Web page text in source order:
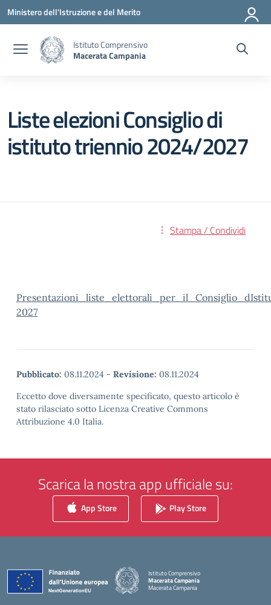
Vai ai contenuti
Vai al menu di navigazione
Vai al footer
Ministero dell'Istruzione e del Merito
Istituto Comprensivo
Macerata Campania
Liste elezioni Consiglio di
istituto triennio 2024/2027
Stampa / Condividi
2027
Pubblicato: 08.11.2024 - Revisione: 08.11.2024
Eccetto dove diversamente specificato, questo articolo è
stato rilasciato sotto Licenza Creative Commons
Attribuzione 4.0 Italia.
Scarica la nostra app ufficiale su:
App Store Play Store
Istituto Comprensivo
Macerata Campania
Macerata Campania
— Visita la pagina iniziale della scuola